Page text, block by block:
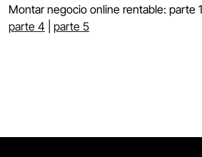
Montar negocio online rentable: parte 1
parte 4
parte 5